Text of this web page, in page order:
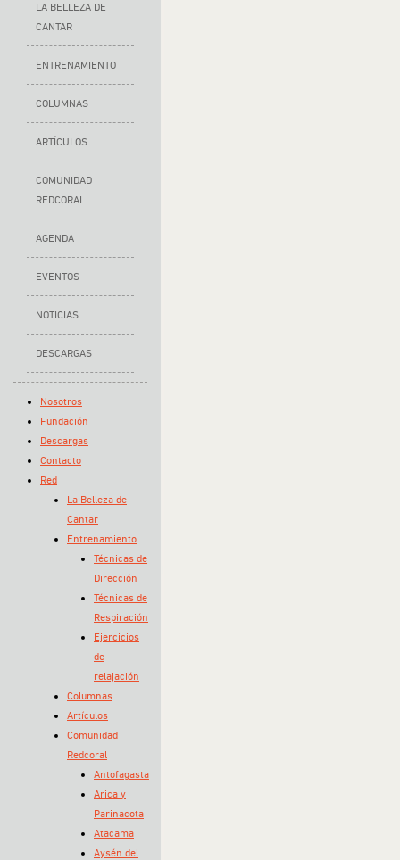
LA BELLEZA DE
CANTAR
ENTRENAMIENTO
COLUMNAS
ARTÍCULOS
COMUNIDAD
REDCORAL
AGENDA
EVENTOS
NOTICIAS
DESCARGAS
Nosotros
Fundación
Descargas
Contacto
Red
La Belleza de
Cantar
Entrenamiento
Técnicas de
Dirección
Técnicas de
Respiración
Ejercicios
de
relajación
Columnas
Artículos
Comunidad
Redcoral
Antofagasta
Arica y
Parinacota
Atacama
Aysén del